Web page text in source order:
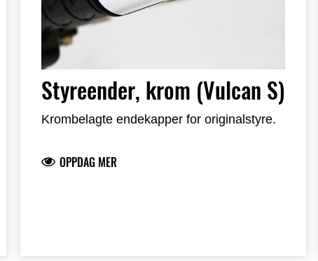
Styreender, krom (Vulcan S)
Krombelagte endekapper for originalstyre.
OPPDAG MER